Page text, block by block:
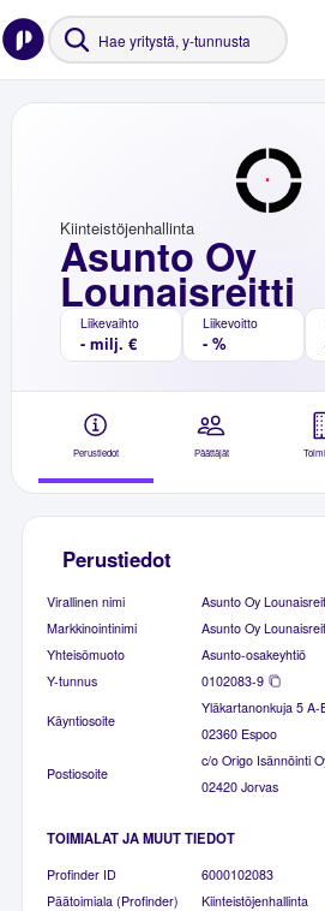
Asunto Oy
Lounaisreitti
Kiinteistöjenhallinta
Liikevaihto
- milj. €
Liikevoitto
- %
Perustiedot Päättäjät
Perustiedot
Virallinen nimi
Asunto Oy
Markkinointinimi
Asunto Oy
Yhteisömuoto
Asunto-osakeyhtiö
Y-tunnus
0102083-9
Käyntiosoite
Yläkartanonkuja 5 A-
02360 Espoo
Postiosoite
c/o Origo Isännöinti
02420 Jorvas
TOIMIALAT JA MUUT TIEDOT
Profinder ID
6000102083
Päätoimiala (Profinder)
Kiinteistöjenhallinta